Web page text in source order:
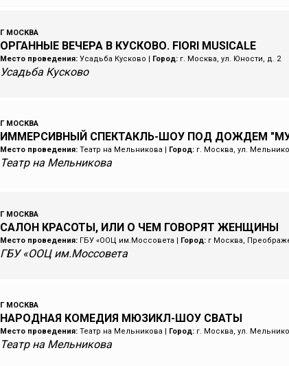
Г МОСКВА
ОРГАННЫЕ ВЕЧЕРА В КУСКОВО. FIORI MUSICALE
Место проведения:Усадьба Кусково Город:г. Москва, ул. Юности, д. 2
Усадьба Кусково
Г МОСКВА
ИММЕРСИВНЫЙ СПЕКТАКЛЬ-ШОУ ПОД ДОЖДЕМ
Место проведения:Театр на Мельникова Город:г. Москва, ул.
Театр на Мельникова
Г МОСКВА
САЛОН КРАСОТЫ, ИЛИ О ЧЕМ ГОВОРЯТ ЖЕНЩИНЫ
Место проведения:ГБУ «ООЦ им.Моссовета Город:г Москва,
ГБУ «ООЦ им.Моссовета
Г МОСКВА
НАРОДНАЯ КОМЕДИЯ МЮЗИКЛ-ШОУ СВАТЫ
Место проведения:Театр на Мельникова Город:г. Москва, ул.
Театр на Мельникова